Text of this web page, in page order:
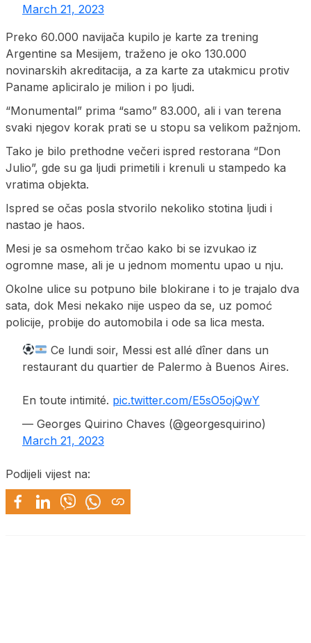
March 21, 2023
Preko 60.000 navijača kupilo je karte za trening
Argentine sa Mesijem, traženo je oko 130.000
novinarskih akreditacija, a za karte za utakmicu protiv
Paname apliciralo je milion i po ljudi.
“Monumental” prima “samo” 83.000, ali i van terena
svaki njegov korak prati se u stopu sa velikom pažnjom.
Tako je bilo prethodne večeri ispred restorana “Don
Julio”, gde su ga ljudi primetili i krenuli u stampedo ka
vratima objekta.
Ispred se očas posla stvorilo nekoliko stotina ljudi i
nastao je haos.
Mesi je sa osmehom trčao kako bi se izvukao iz
ogromne mase, ali je u jednom momentu upao u nju.
Okolne ulice su potpuno bile blokirane i to je trajalo dva
sata, dok Mesi nekako nije uspeo da se, uz pomoć
policije, probije do automobila i ode sa lica mesta.
Ce lundi soir, Messi est allé dîner dans un
restaurant du quartier de Palermo à Buenos Aires.
En toute intimité. pic.twitter.com/E5sO5ojQwY
— Georges Quirino Chaves (@georgesquirino)
March 21, 2023
Podijeli vijest na: